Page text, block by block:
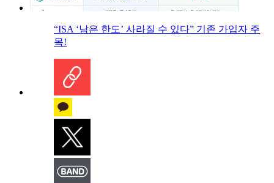
“ISA ‘남은 한도’ 사라질 수 있다” 기존 가입자 주
목!